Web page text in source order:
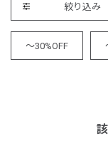
絞り込み
～30%OFF